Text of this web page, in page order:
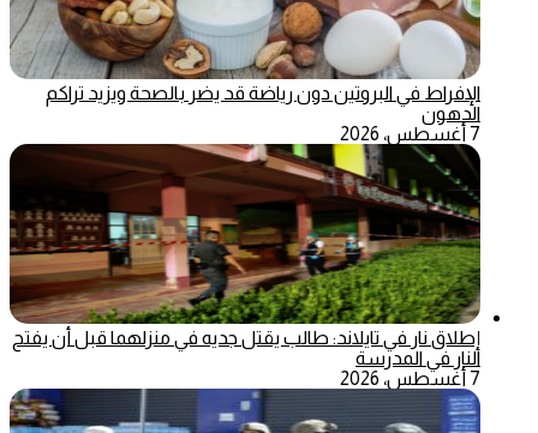
الإفراط في البروتين دون رياضة قد يضر بالصحة ويزيد تراكم
الدهون
7 أغسطس، 2026
إطلاق نار في تايلاند: طالب يقتل جديه في منزلهما قبل أن يفتح
النار في المدرسة
7 أغسطس، 2026